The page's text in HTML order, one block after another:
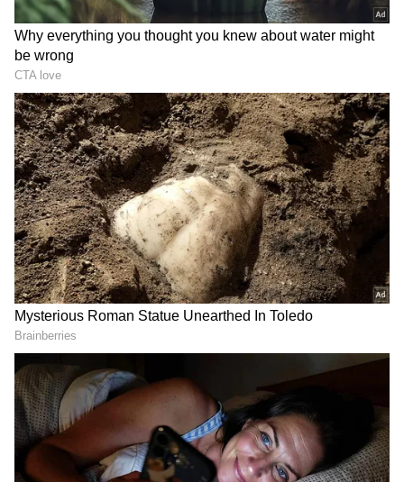
3
9
స్వీయ నియంత్రణ
ప్రతి తల్లిదండ్రులు తమ పిల్లలకు వారి భావోద్వేగాలను
నియంత్రించడం నేర్పాలి. అయితే పిల్లలు తల్లిదండ్రులను
చూసే తమ భావోద్వేగాలను నియంత్రించుకోవడం, వాటిని
సరైన మార్గంలో ప్రదర్శించడం నేర్చుకుంటారు.